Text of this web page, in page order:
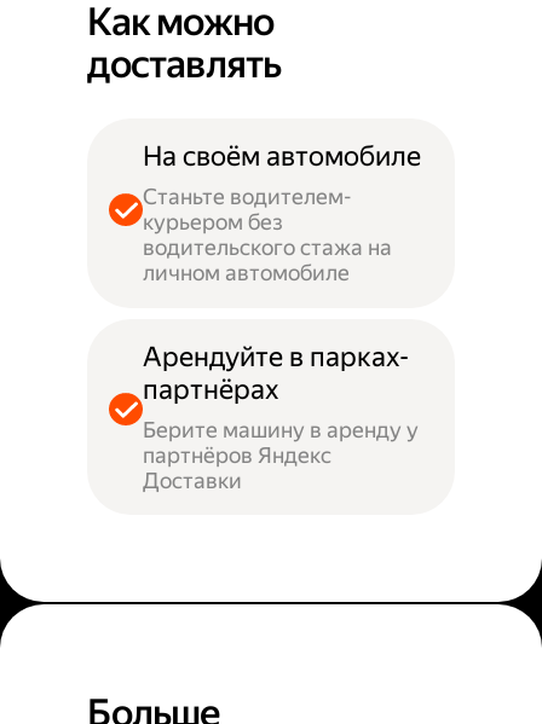
Как можно
доставлять
На своём автомобиле
Станьте водителем-
курьером без
водительского стажа на
личном автомобиле
Арендуйте в парках-
партнёрах
Берите машину в аренду у
партнёров Яндекс
Доставки
Больше